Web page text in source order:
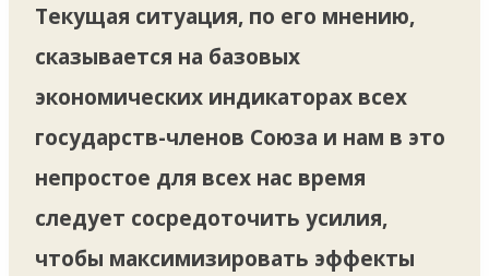
Текущая ситуация, по его мнению,
сказывается на базовых
экономических индикаторах всех
государств-членов Союза и нам в это
непростое для всех нас время
следует сосредоточить усилия,
чтобы максимизировать эффекты